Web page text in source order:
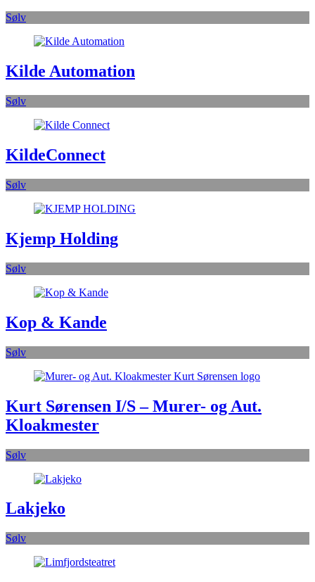
Sølv
Kilde Automation
Sølv
KildeConnect
Sølv
Kjemp Holding
Sølv
Kop & Kande
Sølv
Kurt Sørensen I/S – Murer- og Aut.
Kloakmester
Sølv
Lakjeko
Sølv